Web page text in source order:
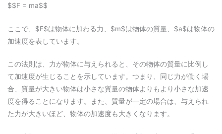
$$F = ma$$
ここで、$F$は物体に加わる力、$m$は物体の質量、$a$は物体の
加速度を表しています。
この法則は、力が物体に与えられると、その物体の質量に比例し
て加速度が生じることを示しています。つまり、同じ力が働く場
合、質量が大きい物体は小さな質量の物体よりもより小さな加速
度を得ることになります。また、質量が一定の場合は、与えられ
た力が大きいほど、物体の加速度も大きくなります。